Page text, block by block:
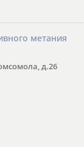
метания
д.26